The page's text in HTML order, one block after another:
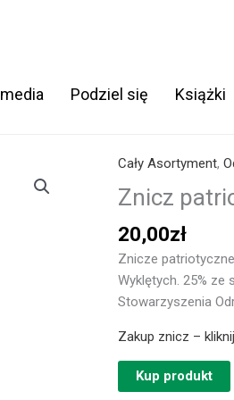
Podziel się Książki
Cały Asortyment,
Znicz
20,00zł
Znicze
Wyklętych. 25% ze
Stowarzyszenia
Zakup znicz – kliknij
Kup produkt